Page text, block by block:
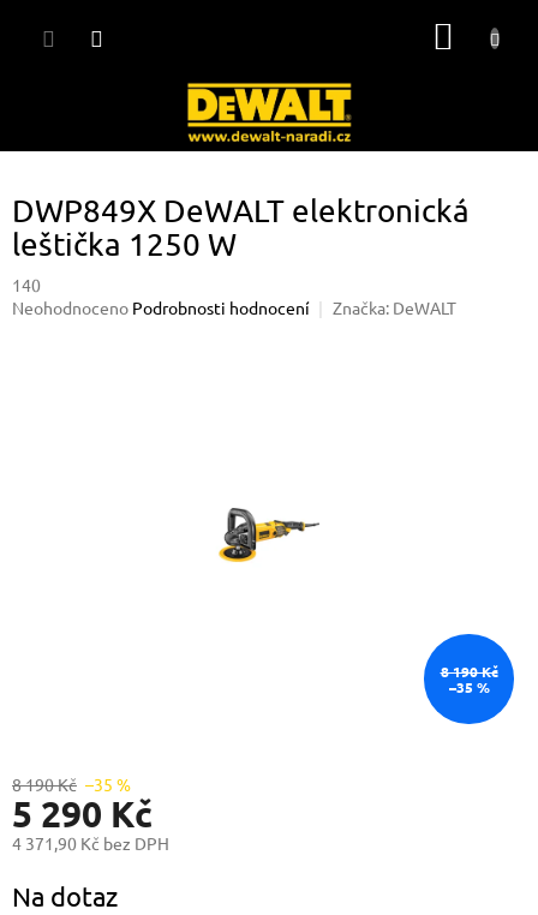
DWP849X DeWALT elektronická
leštička 1250 W
140
Průměrné
Neohodnoceno Podrobnosti hodnocení Značka: DeWALT
8 190 Kč
–35 %
8 190 Kč –35 %
5 290 Kč
4 371,90 Kč bez DPH
cena:
Na dotaz